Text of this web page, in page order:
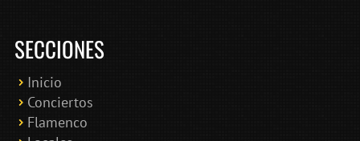
SECCIONES
Inicio
Conciertos
Flamenco